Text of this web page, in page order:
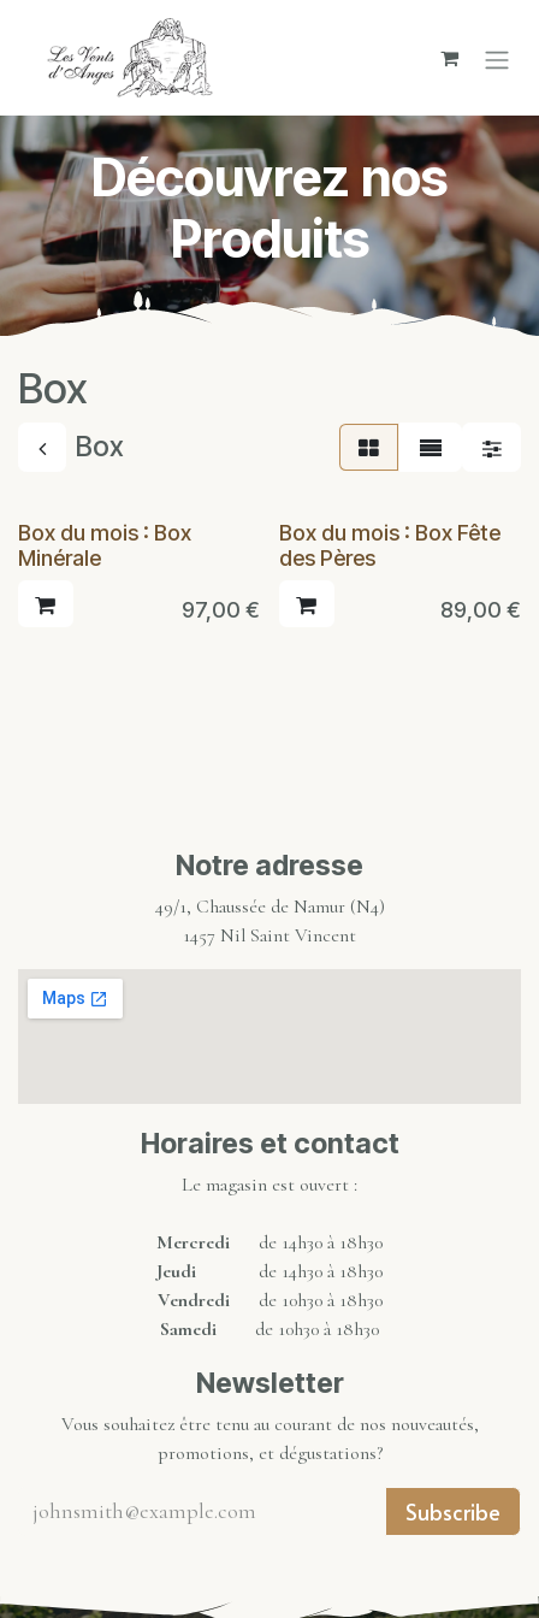
Se rendre au contenu
Découvrez nos
Produits
Box
Box
Nouveau !
Box du mois : Box
Minérale
97,00 €
Nouveau !
Box du mois : Box Fête
des Pères
89,00 €
Notre adresse
49/1, Chaussée de Namur (N4)
1457 Nil Saint Vincent
Horaires et contact
Le magasin est ouvert :
Mercredi de 14h30 à 18h30
Jeudi de 14h30 à 18h30
Vendredide 10h30 à 18h30
Samedi de 10h30 à 18h30
Newsletter
Vous souhaitez être tenu au courant de nos nouveautés,
promotions, et dégustations?
Subscribe